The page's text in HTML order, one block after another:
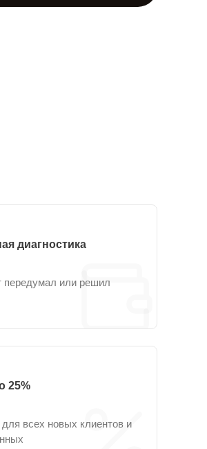
диагностика
передумал или решил
25%
всех новых клиентов и